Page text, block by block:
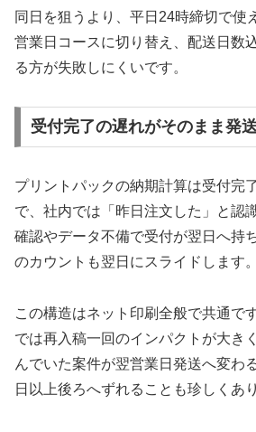
同日を狙うより、平日24時締切で使
営業日コースに切り替え、配送日数
る方が失敗しにくいです。
受付完了の遅れがそのまま発
プリントパックの納期計算は受付完
で、社内では「昨日注文した」と認
確認やデータ不備で受付が翌日へ持
のカウントも翌日にスライドします。
この構造はネット印刷全般で共通で
では再入稿一回のインパクトが大き
んでいた案件が翌営業日発送へ変わ
日以上後ろへずれることも珍しくあ